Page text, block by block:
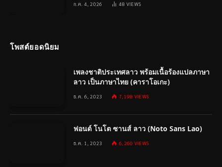
ก.ค. 4, 2026 48 VIEWS
โพสต์ยอดนิยม
เพลงชาติประเทศลาว พร้อมเนื้อร้องแปลภาษา
ลาว เป็นภาษาไทย (คาราโอเกะ)
ธ.ค. 6, 2023 7,198 VIEWS
ฟอนต์ โนโต ซานส์ ลาว (Noto Sans Lao)
ธ.ค. 1, 2023 6,260 VIEWS